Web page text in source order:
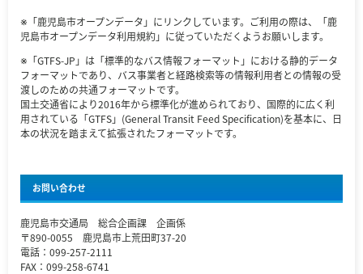
※「鹿児島市オープンデータ」にリンクしています。ご利用の際は、「鹿
児島市オープンデータ利用規約」に従っていただくようお願いします。
※「GTFS-JP」は「標準的なバス情報フォーマット」における静的データ
フォーマットであり、バス事業者と経路検索等の情報利用者との情報の受
渡しのための共通フォーマットです。
国土交通省により2016年から標準化が進められており、国際的に広く利
用されている「GTFS」(General Transit Feed Specification)を基本に、日
本の状況を踏まえて拡張されたフォーマットです。
お問い合わせ
鹿児島市交通局 総合企画課 企画係
〒890-0055 鹿児島市上荒田町37-20
電話：099-257-2111
FAX：099-258-6741